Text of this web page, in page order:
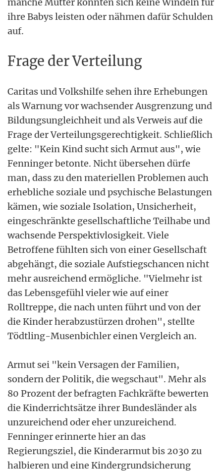
ihre Babys leisten oder nähmen dafür Schulden
auf.
Frage der Verteilung
Caritas und Volkshilfe sehen ihre Erhebungen
als Warnung vor wachsender Ausgrenzung und
Bildungsungleichheit und als Verweis auf die
Frage der Verteilungsgerechtigkeit. Schließlich
gelte: "Kein Kind sucht sich Armut aus", wie
Fenninger betonte. Nicht übersehen dürfe
man, dass zu den materiellen Problemen auch
erhebliche soziale und psychische Belastungen
kämen, wie soziale Isolation, Unsicherheit,
eingeschränkte gesellschaftliche Teilhabe und
wachsende Perspektivlosigkeit. Viele
Betroffene fühlten sich von einer Gesellschaft
abgehängt, die soziale Aufstiegschancen nicht
mehr ausreichend ermögliche. "Vielmehr ist
das Lebensgefühl vieler wie auf einer
Rolltreppe, die nach unten führt und von der
die Kinder herabzustürzen drohen", stellte
Tödtling-Musenbichler einen Vergleich an.
Armut sei "kein Versagen der Familien,
sondern der Politik, die wegschaut". Mehr als
80 Prozent der befragten Fachkräfte bewerten
die Kinderrichtsätze ihrer Bundesländer als
unzureichend oder eher unzureichend.
Fenninger erinnerte hier an das
Regierungsziel, die Kinderarmut bis 2030 zu
halbieren und eine Kindergrundsicherung